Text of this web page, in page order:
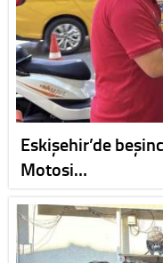
Eskişehir’de
Motosi…